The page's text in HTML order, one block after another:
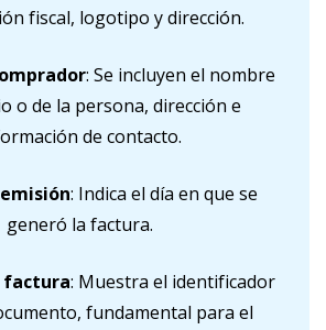
fiscal, logotipo y dirección.
: Se incluyen el nombre
o de la persona, dirección e
de contacto.
: Indica el día en que se
generó la factura.
factura: Muestra el identificador
fundamental para el